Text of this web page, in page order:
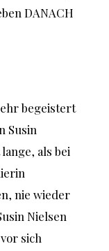
DANACH
begeistert
Susin
als bei
nie wieder
Nielsen
sich